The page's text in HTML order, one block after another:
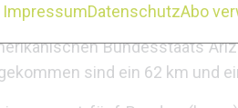
16. Mal ausgetragen und
Bundesstaats
sind ein 62 km und
ImpressumDatenschutzAbo